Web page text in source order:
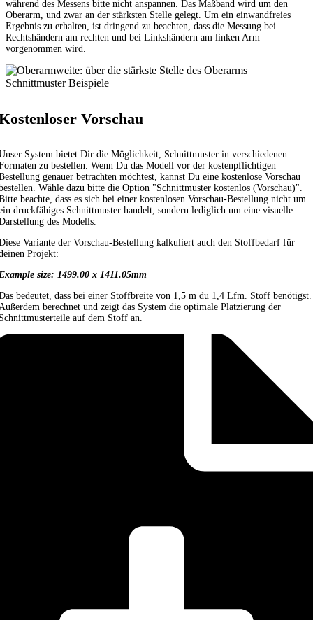
während des Messens bitte nicht anspannen. Das Maßband wird um den
Oberarm, und zwar an der stärksten Stelle gelegt. Um ein einwandfreies
Ergebnis zu erhalten, ist dringend zu beachten, dass die Messung bei
Rechtshändern am rechten und bei Linkshändern am linken Arm
vorgenommen wird.
Schnittmuster Beispiele
Vorschau
System bietet Dir die Möglichkeit, Schnittmuster in verschiedenen
zu bestellen. Wenn Du das Modell vor der kostenpflichtigen
genauer betrachten möchtest, kannst Du eine kostenlose Vorschau
Wähle dazu bitte die Option "Schnittmuster kostenlos (Vorschau)".
beachte, dass es sich bei einer kostenlosen Vorschau-Bestellung nicht um
druckfähiges Schnittmuster handelt, sondern lediglich um eine visuelle
des Modells.
Variante der Vorschau-Bestellung kalkuliert auch den Stoffbedarf für
Projekt:
size: 1499.00 x 1411.05mm
bedeutet, dass bei einer Stoffbreite von 1,5 m du 1,4 Lfm. Stoff benötigst.
berechnet und zeigt das System die optimale Platzierung der
auf dem Stoff an.